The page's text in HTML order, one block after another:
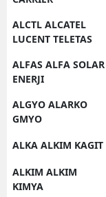
ALCTL ALCATEL
LUCENT TELETAS
ALFAS ALFA SOLAR
ENERJI
ALGYO ALARKO
GMYO
ALKA ALKIM KAGIT
ALKIM ALKIM
KIMYA